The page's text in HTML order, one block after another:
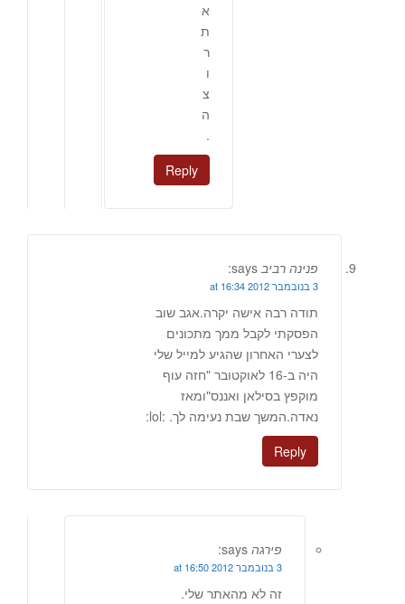
א
ת
ר
ו
צ
ה
.
Reply
פנינה רביב says:
3 בנובמבר 2012 at 16:34
תודה רבה אישה יקרה.אגב שוב
הפסקתי לקבל ממך מתכונים
לצערי האחרון שהגיע למייל שלי
היה ב-16 לאוקטובר "חזה עוף
מוקפץ בסילאן ואננס"ומאז
נאדה.המשך שבת נעימה לך. :lol:
Reply
פירגה says:
3 בנובמבר 2012 at 16:50
זה לא מהאתר שלי.